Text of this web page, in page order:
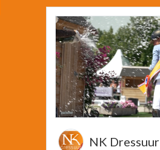
NK Dressuur